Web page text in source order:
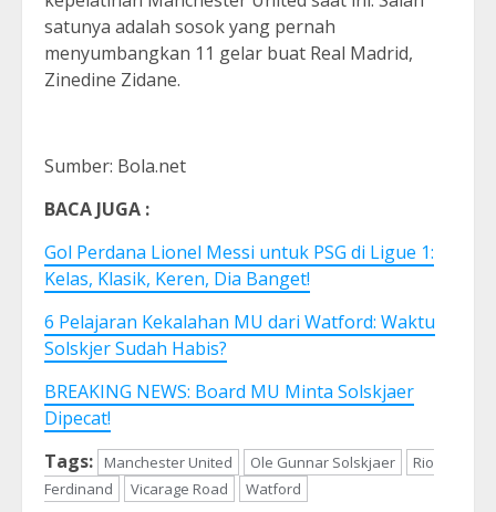
satunya adalah sosok yang pernah
menyumbangkan 11 gelar buat Real Madrid,
Zinedine Zidane.
Sumber: Bola.net
BACA JUGA :
Gol Perdana Lionel Messi untuk PSG di Ligue 1:
Kelas, Klasik, Keren, Dia Banget!
6 Pelajaran Kekalahan MU dari Watford: Waktu
Solskjer Sudah Habis?
BREAKING NEWS: Board MU Minta Solskjaer
Dipecat!
Tags:
Manchester United Ole Gunnar Solskjaer
Rio
Ferdinand
Vicarage Road Watford